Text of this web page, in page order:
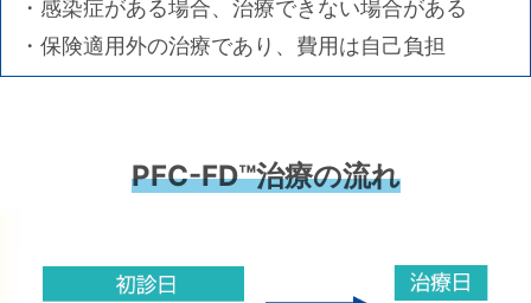
・感染症がある場合、治療できない場合がある
・保険適用外の治療であり、費用は自己負担
PFC-FD™治療の流れ